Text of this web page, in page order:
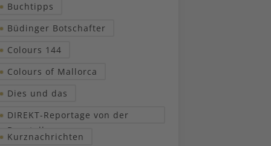
Buchtipps
Büdinger Botschafter
Colours 144
Colours of Mallorca
Dies und das
DIREKT-Reportage von der
Baustelle
Kurznachrichten